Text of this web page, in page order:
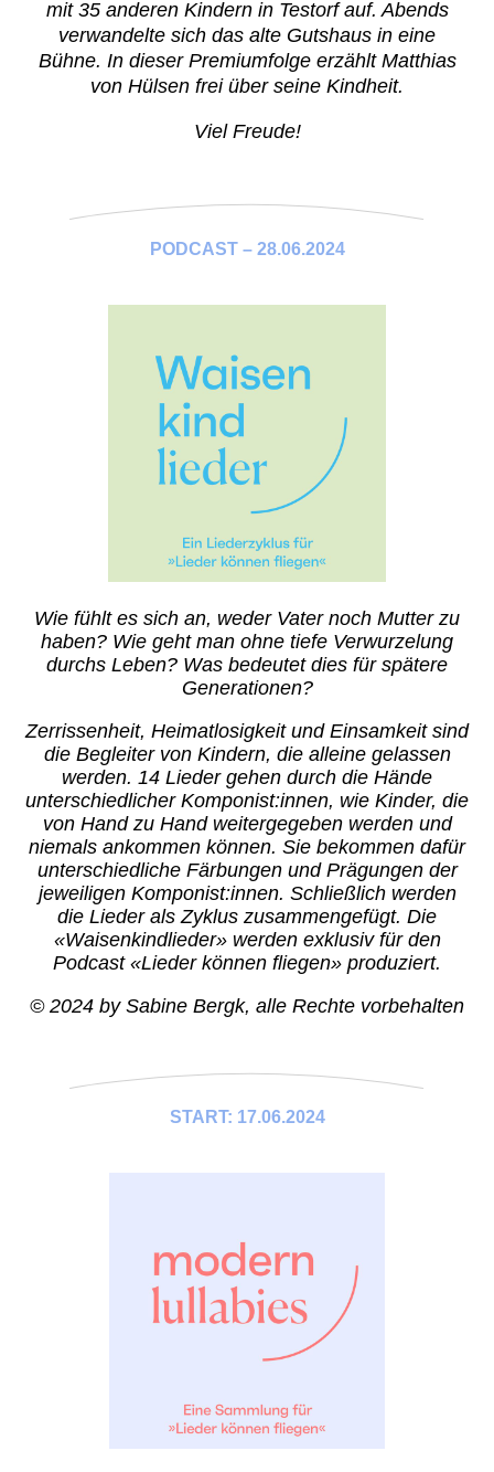
mit 35 anderen Kindern in Testorf auf. Abends
verwandelte sich das alte Gutshaus in eine
Bühne. In dieser Premiumfolge erzählt Matthias
von Hülsen frei über seine Kindheit.
Viel Freude!
PODCAST – 28.06.2024
Wie fühlt es sich an, weder Vater noch Mutter zu
haben? Wie geht man ohne tiefe Verwurzelung
durchs Leben? Was bedeutet dies für spätere
Generationen?
Zerrissenheit, Heimatlosigkeit und Einsamkeit sind
die Begleiter von Kindern, die alleine gelassen
werden. 14 Lieder gehen durch die Hände
unterschiedlicher Komponist:innen, wie Kinder, die
von Hand zu Hand weitergegeben werden und
niemals ankommen können. Sie bekommen dafür
unterschiedliche Färbungen und Prägungen der
jeweiligen Komponist:innen. Schließlich werden
die Lieder als Zyklus zusammengefügt. Die
«Waisenkindlieder» werden exklusiv für den
Podcast «Lieder können fliegen» produziert.
© 2024 by Sabine Bergk, alle Rechte vorbehalten
START: 17.06.2024